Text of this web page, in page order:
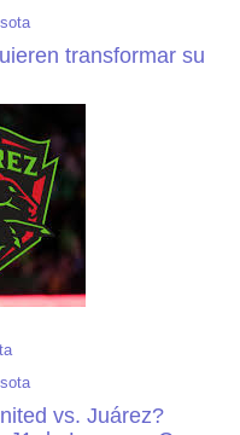
transformar su
vs. Juárez?